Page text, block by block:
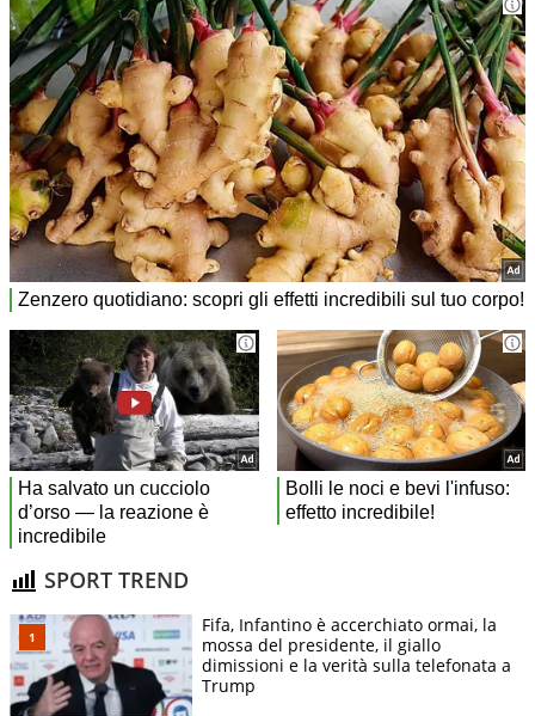
SPORT TREND
Fifa, Infantino è accerchiato ormai, la
mossa del presidente, il giallo
dimissioni e la verità sulla telefonata a
Trump